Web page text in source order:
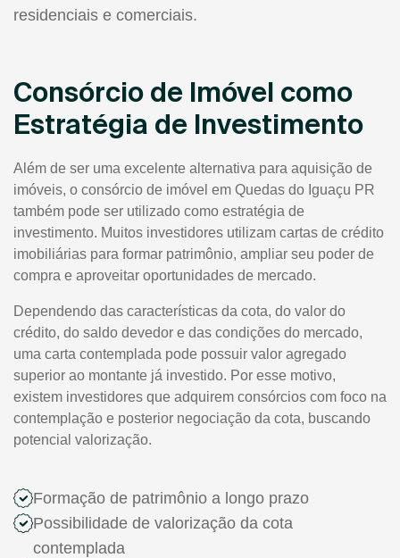
residenciais e comerciais.
Consórcio de Imóvel como
Estratégia de Investimento
Além de ser uma excelente alternativa para aquisição de
imóveis, o consórcio de imóvel em Quedas do Iguaçu PR
também pode ser utilizado como estratégia de
investimento. Muitos investidores utilizam cartas de crédito
imobiliárias para formar patrimônio, ampliar seu poder de
compra e aproveitar oportunidades de mercado.
Dependendo das características da cota, do valor do
crédito, do saldo devedor e das condições do mercado,
uma carta contemplada pode possuir valor agregado
superior ao montante já investido. Por esse motivo,
existem investidores que adquirem consórcios com foco na
contemplação e posterior negociação da cota, buscando
potencial valorização.
Formação de patrimônio a longo prazo
Possibilidade de valorização da cota
contemplada